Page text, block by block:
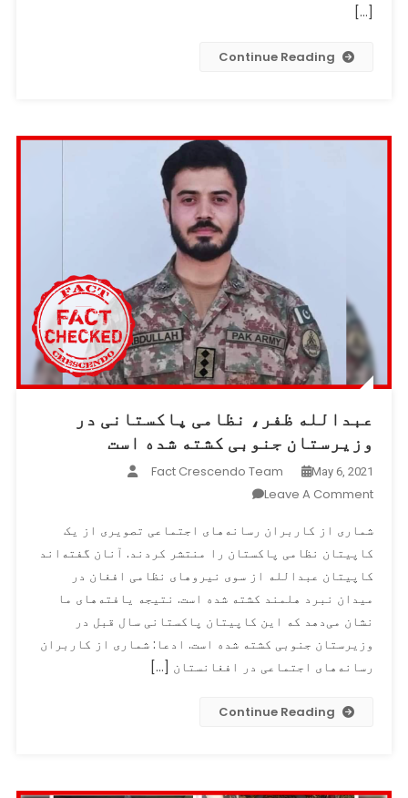
ولایت
هلمند
کشته
شده‌اند
[…]
Continue Reading
عبدالله ظفر، نظامی پاکستانی در
وزیرستان جنوبی کشته شده است
May 6, 2021
Fact Crescendo Team
Leave A Comment
ظفر،
نظامی
پاکستانی
در
وزیرستان
جنوبی
کشته
شماری از کاربران رسانه‌های اجتماعی تصویری از یک
کاپیتان نظامی پاکستان را منتشر کردند. آنان گفته‌اند
کاپیتان عبدالله از سوی نیروهای نظامی افغان در
میدان نبرد هلمند کشته شده است. نتیجه یافته‌های ما
نشان می‌دهد که این کاپیتان پاکستانی سال قبل در
وزیرستان جنوبی کشته شده است. ادعا: شماری از کاربران
رسانه‌های اجتماعی در افغانستان […]
Continue Reading